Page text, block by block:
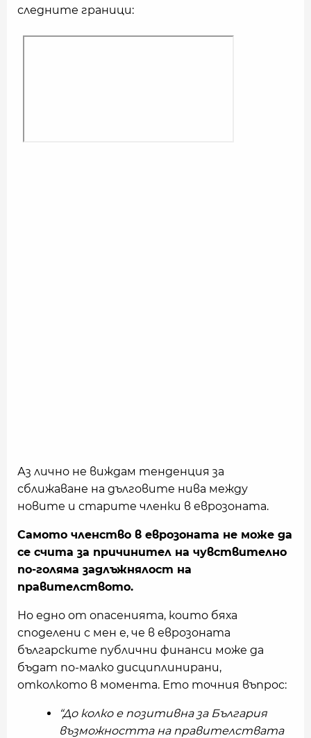
следните граници:
Аз лично не виждам тенденция за
сближаване на дълговите нива между
новите и старите членки в еврозоната.
Самото членство в еврозоната не може да
се счита за причинител на чувствително
по-голяма задлъжнялост на
правителството.
Но едно от опасенията, които бяха
споделени с мен е, че в еврозоната
българските публични финанси може да
бъдат по-малко дисциплинирани,
отколкото в момента. Ето точния въпрос:
“До колко е позитивна за България
възможността на правителствата